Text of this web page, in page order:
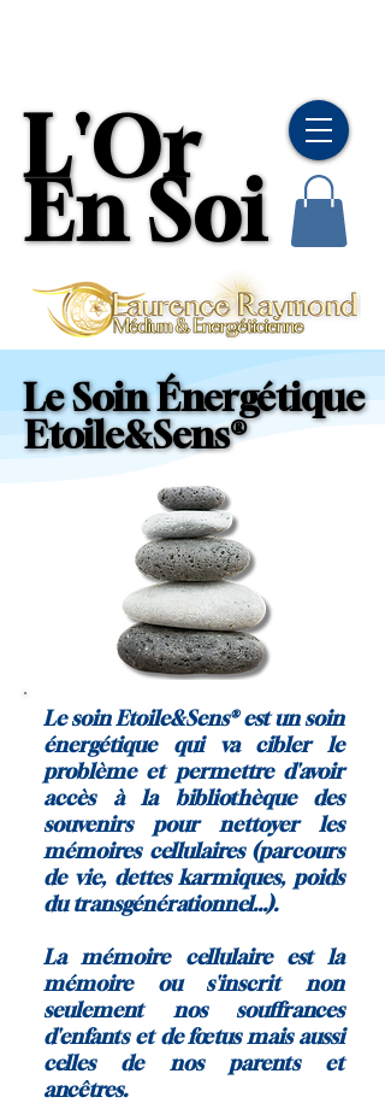
L'Or
En Soi
L'Or
En Soi
Le Soin Énergétique
Etoile&Sens®
Le Soin Énergétique
Etoile&Sens®
Le soin Etoile&Sens® est un soin
énergétique qui va cibler le
problème et permettre d'avoir
accès à la bibliothèque des
souvenirs pour nettoyer les
mémoires cellulaires (parcours
de vie, dettes karmiques, poids
du transgénérationnel...).
La mémoire cellulaire est la
mémoire ou s'inscrit non
seulement nos souffrances
d'enfants et de fœtus mais aussi
celles de nos parents et
ancêtres.